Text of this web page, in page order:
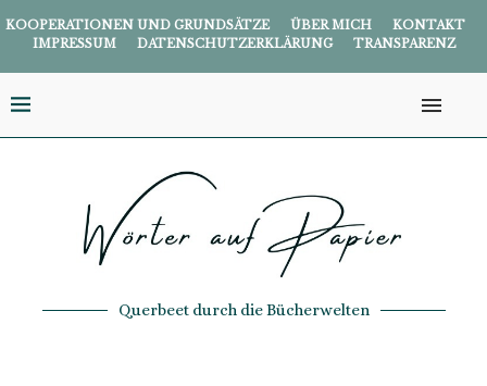
KOOPERATIONEN UND GRUNDSÄTZE ÜBER MICH
KONTAKT
IMPRESSUM
DATENSCHUTZERKLÄRUNG TRANSPARENZ
Querbeet durch die Bücherwelten